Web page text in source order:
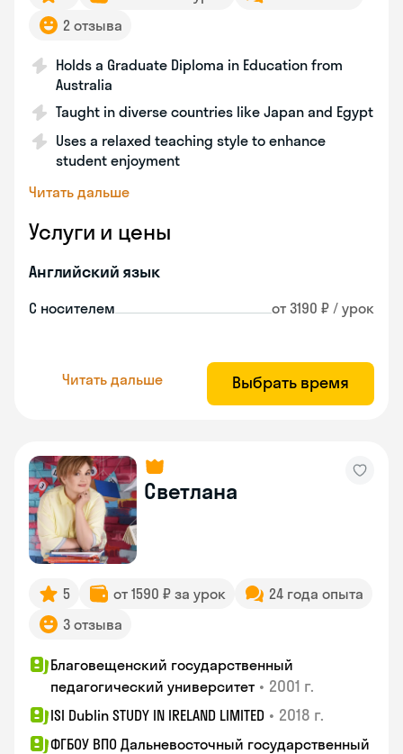
2 отзыва
Holds a Graduate Diploma in Education from
Australia
Taught in diverse countries like Japan and Egypt
Uses a relaxed teaching style to enhance
student enjoyment
Читать дальше
Услуги и цены
Английский язык
С носителем от 3190 ₽ / урок
Читать дальше Выбрать время
Светлана
5 от 1590 ₽ за урок
24 года опыта
3 отзыва
Благовещенский государственный
педагогический университет • 2001 г.
ISI Dublin STUDY IN IRELAND LIMITED • 2018 г.
ФГБОУ ВПО Дальневосточный государственный